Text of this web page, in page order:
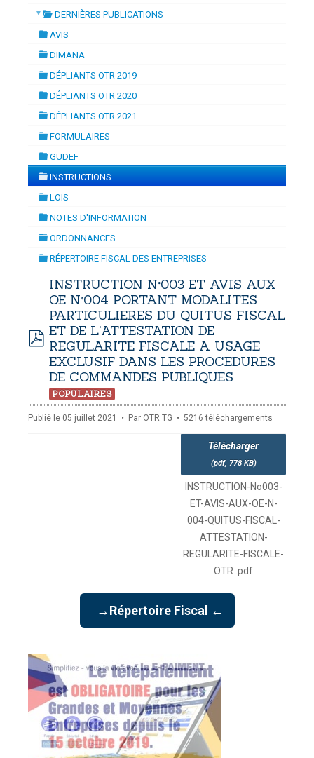
mardi, 14 juillet 2026 10:30 juillet 2026 17:30
▼ DERNIÈRES PUBLICATIONS
AVIS
DIMANA
DÉPLIANTS OTR 2019
DÉPLIANTS OTR 2020
DÉPLIANTS OTR 2021
FORMULAIRES
folder
GUDEF
folder
INSTRUCTIONS
LOIS
NOTES D'INFORMATION
ORDONNANCES
RÉPERTOIRE FISCAL DES ENTREPRISES
pdf
INSTRUCTION N°003 ET AVIS AUX
OE N°004 PORTANT MODALITES
PARTICULIERES DU QUITUS FISCAL
ET DE L'ATTESTATION DE
REGULARITE FISCALE A USAGE
EXCLUSIF DANS LES PROCEDURES
DE COMMANDES PUBLIQUES
POPULAIRES
Publié le 05 juillet 2021 Par OTR TG 5216 téléchargements
Télécharger
(pdf, 778 KB)
INSTRUCTION-No003-
ET-AVIS-AUX-OE-N-
004-QUITUS-FISCAL-
ATTESTATION-
REGULARITE-FISCALE-
OTR .pdf
→Répertoire Fiscal ←